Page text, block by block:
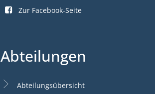
Zur Facebook-Seite
Abteilungen
Abteilungsübersicht